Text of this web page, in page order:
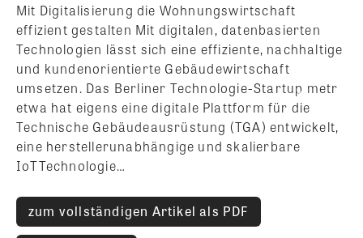
Mit Digitalisierung die Wohnungswirtschaft
effizient gestalten Mit digitalen, datenbasierten
Technologien lässt sich eine effiziente, nachhaltige
und kundenorientierte Gebäudewirtschaft
umsetzen. Das Berliner Technologie-Startup metr
etwa hat eigens eine digitale Plattform für die
Technische Gebäudeausrüstung (TGA) entwickelt,
eine herstellerunabhängige und skalierbare
IoTTechnologie…
zum vollständigen Artikel als PDF